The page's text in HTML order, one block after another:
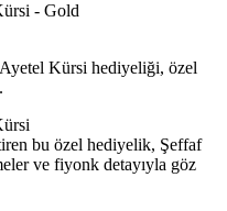
- Gold
Kürsi hediyeliği, özel
bu özel hediyelik, Şeffaf
ve fiyonk detayıyla göz